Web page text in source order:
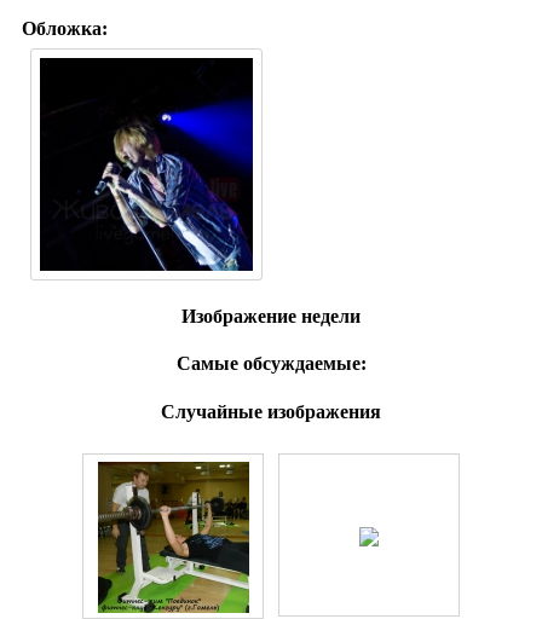
Обложка:
Изображение недели
Самые обсуждаемые:
Случайные изображения